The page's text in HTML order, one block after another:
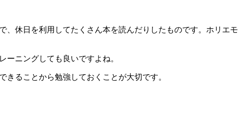
休日を利用してたくさん本を読んだりしたものです。ホリエモ
ニングしても良いですよね。
ることから勉強しておくことが大切です。